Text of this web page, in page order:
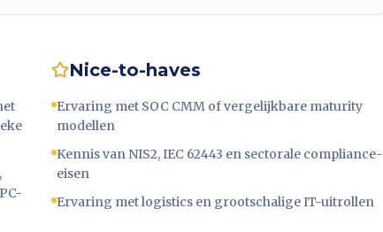
Nice-to-haves
Ervaring met SOC CMM of vergelijkbare maturity
modellen
Kennis van NIS2, IEC 62443 en sectorale compliance-
eisen
Ervaring met logistics en grootschalige IT-uitrollen